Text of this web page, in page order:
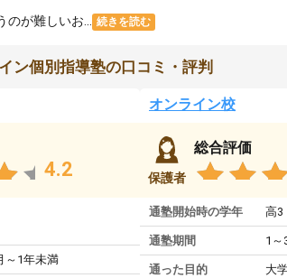
が難しいお... 続きを読む
ン個別指導塾の口コミ・評判
4.2
～1年未満
オンライン校
保護者
総合評価
通塾開始時の学年 高3
通塾期間 1～
通った目的 大